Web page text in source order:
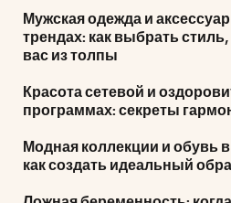
Мужская одежда и
трендах: как выбрать
вас из толпы
Красота сетевой и
программах: секреты
Модная коллекции и обувь
как создать идеальный